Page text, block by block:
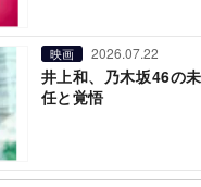
映画 2026.07.22
井上和、乃木坂46の
任と覚悟